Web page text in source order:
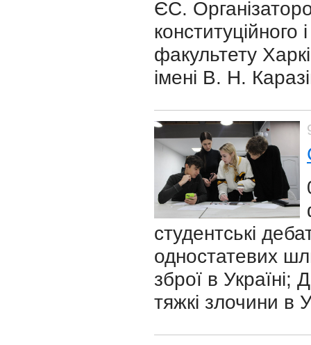
ЄС.
факультету
імені В. Н.
студентські
одностатевих
зброї в Україні;
тяжкі злочини в